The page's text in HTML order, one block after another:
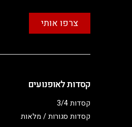
צרפו אותי
קסדות לאופנועים
קסדות 3/4
קסדות סגורות / מלאות